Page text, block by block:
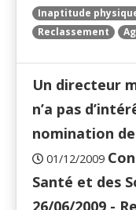
Inaptitude
Reclassement
Un directeur
n’a pas
nomination
01/12/2009
Santé et des
26/06/2009 -